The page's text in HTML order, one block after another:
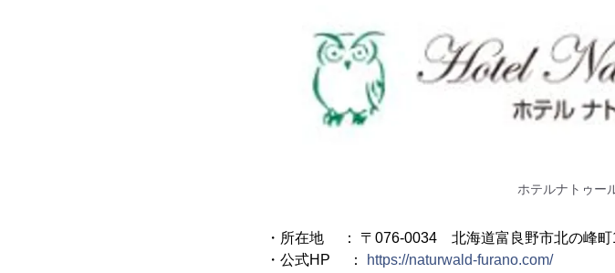
ホテルナトゥー
・所在地 ： 〒076-0034 北海道富良野市北の峰町
・公式HP ：
https://naturwald-furano.com/